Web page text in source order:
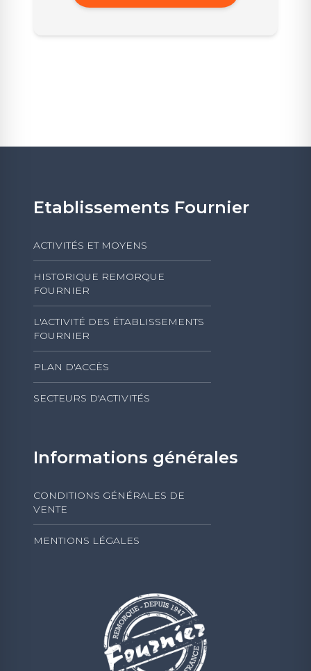
Etablissements Fournier
ACTIVITÉS ET MOYENS
HISTORIQUE REMORQUE
FOURNIER
L'ACTIVITÉ DES ÉTABLISSEMENTS
FOURNIER
PLAN D'ACCÈS
SECTEURS D'ACTIVITÉS
Informations générales
CONDITIONS GÉNÉRALES DE
VENTE
MENTIONS LÉGALES